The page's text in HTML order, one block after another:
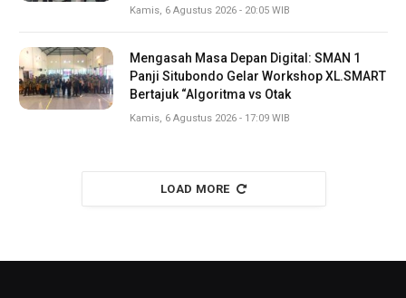
Kamis, 6 Agustus 2026 - 20:05 WIB
Mengasah Masa Depan Digital: SMAN 1
Panji Situbondo Gelar Workshop XL.SMART
Bertajuk “Algoritma vs Otak
Kamis, 6 Agustus 2026 - 17:09 WIB
LOAD MORE